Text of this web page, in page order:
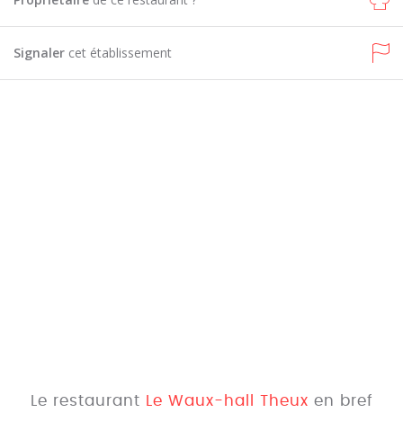
Signaler cet établissement
Le restaurant Le Waux-hall Theux en bref